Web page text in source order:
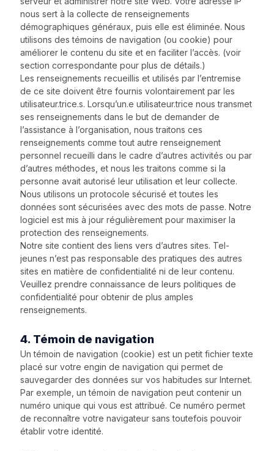
nous sert à la collecte de renseignements
démographiques généraux, puis elle est éliminée. Nous
utilisons des témoins de navigation (ou cookie) pour
améliorer le contenu du site et en faciliter l’accès. (voir
section correspondante pour plus de détails.)
Les renseignements recueillis et utilisés par l’entremise
de ce site doivent être fournis volontairement par les
utilisateur.trice.s. Lorsqu’un.e utilisateur.trice nous transmet
ses renseignements dans le but de demander de
l’assistance à l’organisation, nous traitons ces
renseignements comme tout autre renseignement
personnel recueilli dans le cadre d’autres activités ou par
d’autres méthodes, et nous les traitons comme si la
personne avait autorisé leur utilisation et leur collecte.
Nous utilisons un protocole sécurisé et toutes les
données sont sécurisées avec des mots de passe. Notre
logiciel est mis à jour régulièrement pour maximiser la
protection des renseignements.
Notre site contient des liens vers d’autres sites. Tel-
jeunes n’est pas responsable des pratiques des autres
sites en matière de confidentialité ni de leur contenu.
Veuillez prendre connaissance de leurs politiques de
confidentialité pour obtenir de plus amples
renseignements.
4. Témoin de navigation
Un témoin de navigation (cookie) est un petit fichier texte
placé sur votre engin de navigation qui permet de
sauvegarder des données sur vos habitudes sur Internet.
Par exemple, un témoin de navigation peut contenir un
numéro unique qui vous est attribué. Ce numéro permet
de reconnaître votre navigateur sans toutefois pouvoir
établir votre identité.